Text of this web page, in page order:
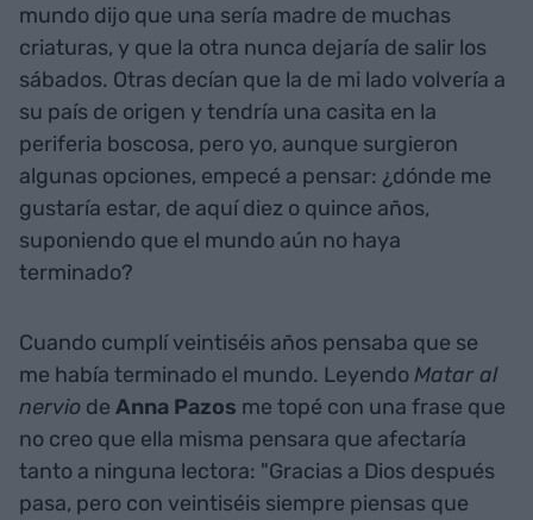
mundo dijo que una sería madre de muchas
criaturas, y que la otra nunca dejaría de salir los
sábados. Otras decían que la de mi lado volvería a
su país de origen y tendría una casita en la
periferia boscosa, pero yo, aunque surgieron
algunas opciones, empecé a pensar: ¿dónde me
gustaría estar, de aquí diez o quince años,
suponiendo que el mundo aún no haya
terminado?
Cuando cumplí veintiséis años pensaba que se
me había terminado el mundo. LeyendoMatar al
nervio de Anna Pazos me topé con una frase que
no creo que ella misma pensara que afectaría
tanto a ninguna lectora: "Gracias a Dios después
pasa, pero con veintiséis siempre piensas que